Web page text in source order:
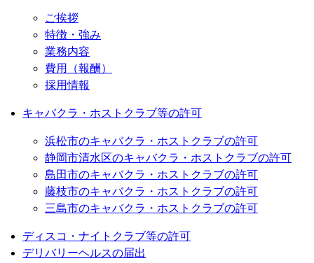
ご挨拶
特徴・強み
業務内容
費用（報酬）
採用情報
キャバクラ・ホストクラブ等の許可
浜松市のキャバクラ・ホストクラブの許可
静岡市清水区のキャバクラ・ホストクラブの許可
島田市のキャバクラ・ホストクラブの許可
藤枝市のキャバクラ・ホストクラブの許可
三島市のキャバクラ・ホストクラブの許可
ディスコ・ナイトクラブ等の許可
デリバリーヘルスの届出